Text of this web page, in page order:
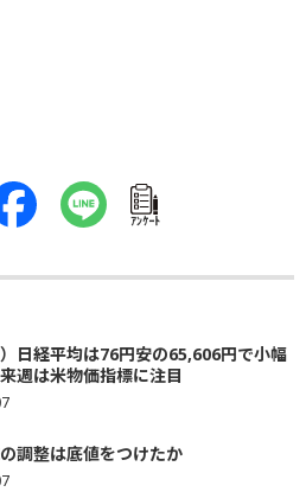
ｱﾝｹｰﾄ
）日経平均は76円安の65,606円で小幅
週は米物価指標に注目
調整は底値をつけたか